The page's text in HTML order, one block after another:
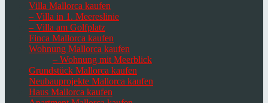
Villa Mallorca kaufen
– Villa in 1. Meereslinie
– Villa am Golfplatz
Finca Mallorca kaufen
Wohnung Mallorca kaufen
– Wohnung mit Meerblick
Grundstück Mallorca kaufen
Neubauprojekte Mallorca kaufen
Haus Mallorca kaufen